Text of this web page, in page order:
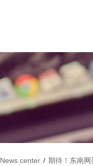
News center / 期待！东南网